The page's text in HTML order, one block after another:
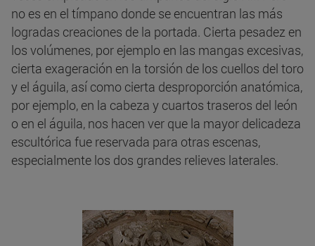
no es en el tímpano donde se encuentran las más
logradas creaciones de la portada. Cierta pesadez en
los volúmenes, por ejemplo en las mangas excesivas,
cierta exageración en la torsión de los cuellos del toro
y el águila, así como cierta desproporción anatómica,
por ejemplo, en la cabeza y cuartos traseros del león
o en el águila, nos hacen ver que la mayor delicadeza
escultórica fue reservada para otras escenas,
especialmente los dos grandes relieves laterales.